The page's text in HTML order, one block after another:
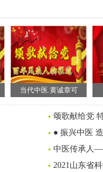
当代中医.黄诚章可
颂歌献给党
● 振兴中医
中医传承人
2021山东省